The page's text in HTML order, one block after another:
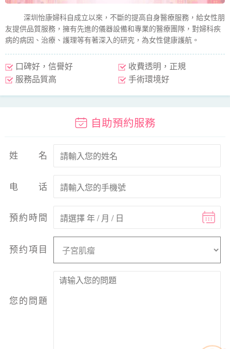
深圳怡康婦科自成立以來，不斷的提高自身醫療服務，給女性朋
友提供品質服務，擁有先進的儀器設備和專業的醫療團隊，對婦科疾
病的病因、治療、護理等有著深入的研究，為女性健康護航。
口碑好，信譽好
服務品質高
收費透明，正規
手術環境好
自助預約服務
姓名
电话
預約時間
预约項目
您的問題